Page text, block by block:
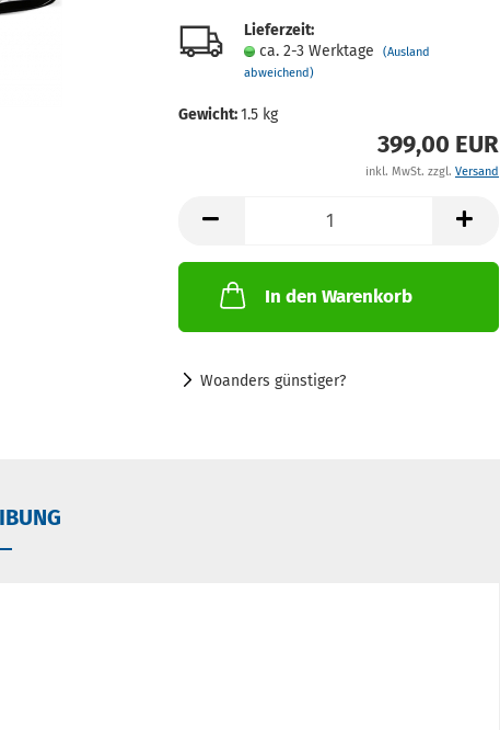
Lieferzeit:
ca. 2-3 Werktage
(Ausland
abweichend)
Gewicht:1.5kg
399,00 EUR
inkl. MwSt. zzgl. Versand
In den Warenkorb
Woanders günstiger?